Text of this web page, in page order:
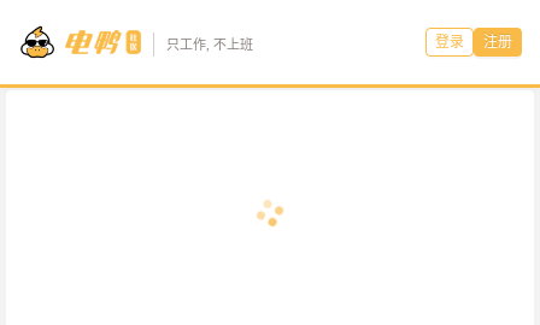
只工作, 不上班 登录 注册